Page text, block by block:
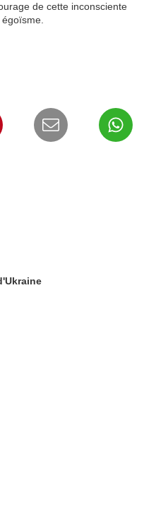
de cette inconsciente